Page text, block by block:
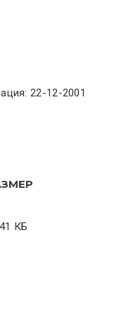
22-12-2001
КБ